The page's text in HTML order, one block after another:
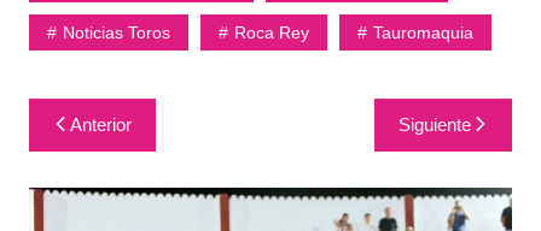
Noticias Toros Roca Rey Tauromaquia
Navegación
de
entradas
Anterior Siguiente